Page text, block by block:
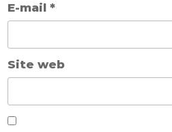
E-mail*
Site web